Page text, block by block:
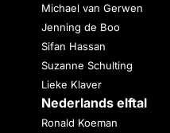
Michael van Gerwen
Jenning de Boo
Sifan Hassan
Suzanne Schulting
Lieke Klaver
Nederlands elftal
Ronald Koeman